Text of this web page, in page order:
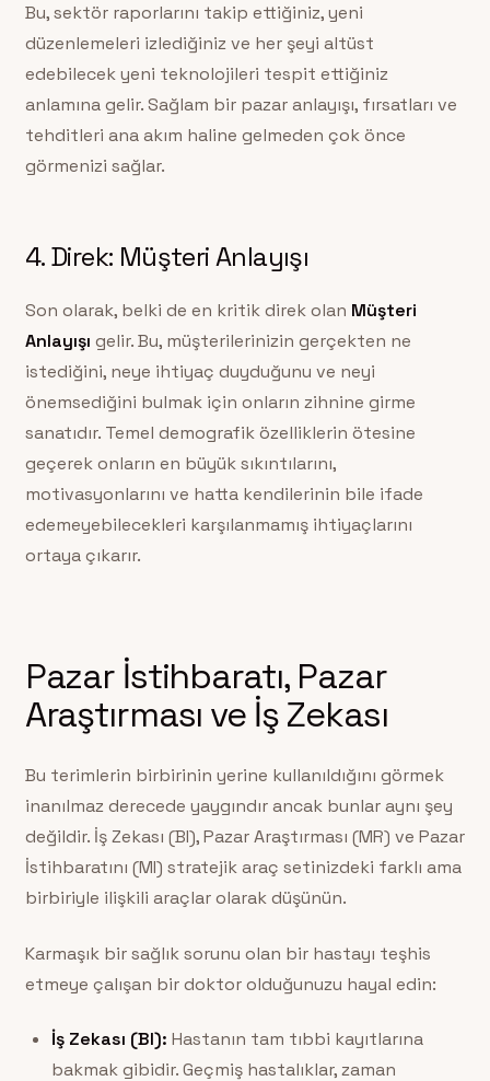
Bu, sektör raporlarını takip ettiğiniz, yeni
düzenlemeleri izlediğiniz ve her şeyi altüst
edebilecek yeni teknolojileri tespit ettiğiniz
anlamına gelir. Sağlam bir pazar anlayışı, fırsatları ve
tehditleri ana akım haline gelmeden çok önce
görmenizi sağlar.
4. Direk: Müşteri Anlayışı
Son olarak, belki de en kritik direk olan Müşteri
Anlayışı gelir. Bu, müşterilerinizin gerçekten ne
istediğini, neye ihtiyaç duyduğunu ve neyi
önemsediğini bulmak için onların zihnine girme
sanatıdır. Temel demografik özelliklerin ötesine
geçerek onların en büyük sıkıntılarını,
motivasyonlarını ve hatta kendilerinin bile ifade
edemeyebilecekleri karşılanmamış ihtiyaçlarını
ortaya çıkarır.
Pazar İstihbaratı, Pazar
Araştırması ve İş Zekası
Bu terimlerin birbirinin yerine kullanıldığını görmek
inanılmaz derecede yaygındır ancak bunlar aynı şey
değildir. İş Zekası (BI), Pazar Araştırması (MR) ve Pazar
İstihbaratını (MI) stratejik araç setinizdeki farklı ama
birbiriyle ilişkili araçlar olarak düşünün.
Karmaşık bir sağlık sorunu olan bir hastayı teşhis
etmeye çalışan bir doktor olduğunuzu hayal edin:
İş Zekası (BI): Hastanın tam tıbbi kayıtlarına
bakmak gibidir. Geçmiş hastalıklar, zaman